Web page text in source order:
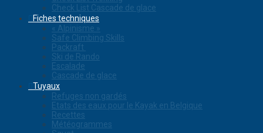
Check List Cascade de glace
Fiches techniques
« Alpinisme »
Safe Climbing Skills
Packraft
Ski de Rando
Escalade
Cascade de glace
Tuyaux
Refuges non gardés
Etats des eaux pour le Kayak en Belgique
Recettes
Météogrammes